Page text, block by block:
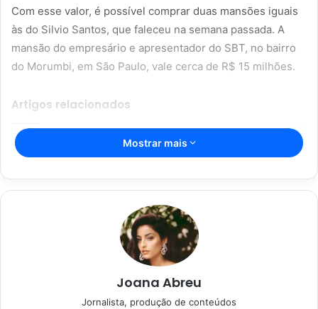
Com esse valor, é possível comprar duas mansões iguais
às do Silvio Santos, que faleceu na semana passada. A
mansão do empresário e apresentador do SBT, no bairro
do Morumbi, em São Paulo, vale cerca de R$ 15 milhões.
Artigos relacionados
Resultado da Mega-Sena 2684:
03/02/2024
Resultado da Lotofácil: concurso 3020
tem 4 ganhadores; veja
Mostrar mais
Joana Abreu
Jornalista, produção de conteúdos